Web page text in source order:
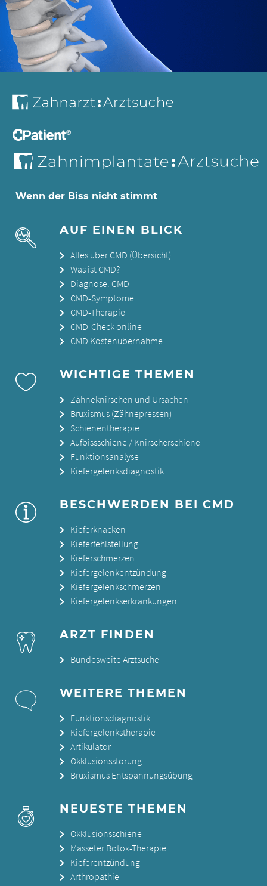
Wenn der Biss nicht stimmt
AUF EINEN BLICK
Alles über CMD (Übersicht)
Was ist CMD?
Diagnose: CMD
CMD-Symptome
CMD-Therapie
CMD-Check online
CMD Kostenübernahme
WICHTIGE THEMEN
Zähneknirschen und Ursachen
Bruxismus (Zähnepressen)
Schienentherapie
Aufbissschiene / Knirscherschiene
Funktionsanalyse
Kiefergelenksdiagnostik
BESCHWERDEN BEI CMD
Kieferknacken
Kieferfehlstellung
Kieferschmerzen
Kiefergelenkentzündung
Kiefergelenkschmerzen
Kiefergelenkserkrankungen
ARZT FINDEN
Bundesweite Arztsuche
WEITERE THEMEN
Funktionsdiagnostik
Kiefergelenkstherapie
Artikulator
Okklusionsstörung
Bruxismus Entspannungsübung
NEUESTE THEMEN
Okklusionsschiene
Masseter Botox-Therapie
Kieferentzündung
Arthropathie